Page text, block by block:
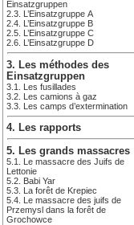
Einsatzgruppen
2.3. L’Einsatzgruppe A
2.4. L’Einsatzgruppe B
2.5. L’Einsatzgruppe C
2.6. L’Einsatzgruppe D
3. Les méthodes des
Einsatzgruppen
3.1. Les fusillades
3.2. Les camions à gaz
3.3. Les camps d’extermination
4. Les rapports
5. Les grands massacres
5.1. Le massacre des Juifs de
Lettonie
5.2. Babi Yar
5.3. La forêt de Krepiec
5.4. Le massacre des juifs de
Przemysl dans la forêt de
Grochowce